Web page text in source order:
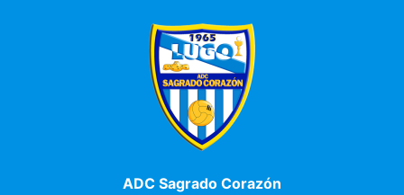
ADC Sagrado Corazón